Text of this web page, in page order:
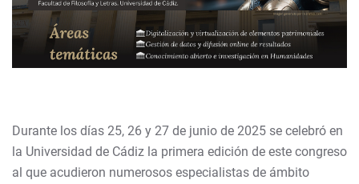
Durante los días 25, 26 y 27 de junio de 2025 se celebró en
la Universidad de Cádiz la primera edición de este congreso
al que acudieron numerosos especialistas de ámbito